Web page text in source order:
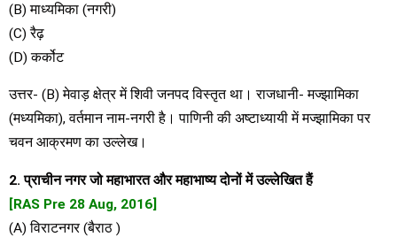
(B) माध्यमिका (नगरी)
(C) रैढ़
(D) कर्कोट
उत्तर- (B) मेवाड़ क्षेत्र में शिवी जनपद विस्तृत था। राजधानी- मज्झामिका
(मध्यमिका), वर्तमान नाम-नगरी है। पाणिनी की अष्टाध्यायी में मज्झामिका पर
चवन आक्रमण का उल्लेख।
2. प्राचीन नगर जो महाभारत और महाभाष्य दोनों में उल्लेखित हैं
[RAS Pre 28 Aug, 2016]
(A) विराटनगर (बैराठ )